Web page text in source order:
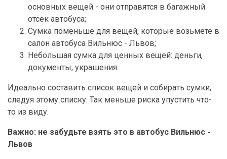
основных вещей - они отправятся в багажный
отсек автобуса;
Сумка поменьше для вещей, которые возьмете в
салон автобуса Вильнюс - Львов;
Небольшая сумка для ценных вещей: деньги,
документы, украшения.
Идеально составить список вещей и собирать сумки,
следуя этому списку. Так меньше риска упустить что-
то из виду.
Важно: не забудьте взять это в автобус Вильнюс -
Львов